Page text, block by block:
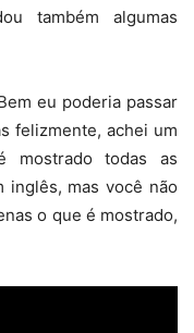
também algumas
eu poderia passar
felizmente, achei um
mostrado todas as
inglês, mas você não
o que é mostrado,